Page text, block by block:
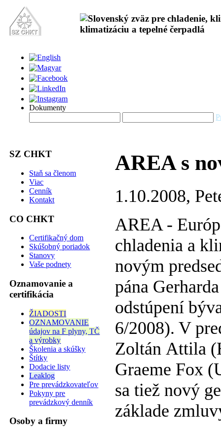
Dokumenty
SZ CHKT
Staň sa členom
Viac
Cenník
Kontakt
CO CHKT
Certifikačný dom
Skúšobný poriadok
Stanovy
Vaše podnety
Oznamovanie a
certifikácia
ŽIADOSTI
OZNAMOVANIE
údajov na F plyny, TČ
a výrobky
Školenia a skúšky
Štítky
Dodacie listy
Leaklog
Pre prevádzkovateľov
Pokyny pre
prevádzkový denník
Osoby a firmy
AREA s
1.10.2008,
AREA -
chladenia a
novým
pána
odstúpení
6/2008). V
Zoltán Attila
Graeme Fox
sa tiež nový
základe